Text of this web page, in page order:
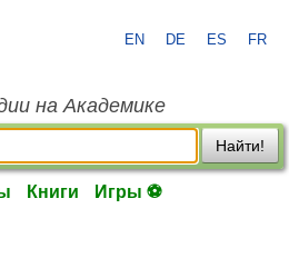
EN DE ES FR
на Академике
Найти!
Книги Игры ⚽